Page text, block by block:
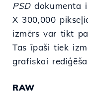
PSDdokumenta
X 300,000
izmērs var tikt
Tas īpaši tiek
grafiskai
RAW